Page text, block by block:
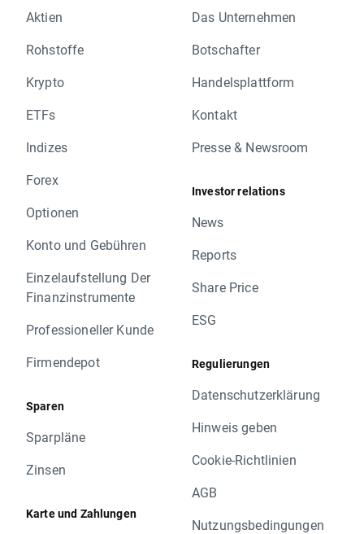
Aktien
Rohstoffe
Krypto
ETFs
Indizes
Forex
Optionen
Konto und Gebühren
Einzelaufstellung Der
Finanzinstrumente
Professioneller Kunde
Firmendepot
Sparen
Sparpläne
Zinsen
Karte und Zahlungen
Das Unternehmen
Botschafter
Handelsplattform
Kontakt
Presse & Newsroom
Investor relations
News
Reports
Share Price
ESG
Regulierungen
Datenschutzerklärung
Hinweis geben
Cookie-Richtlinien
AGB
Nutzungsbedingungen